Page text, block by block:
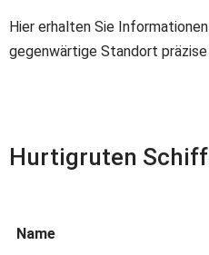
Hier erhalten Sie
gegenwärtige Standort
Hurtigruten
Name